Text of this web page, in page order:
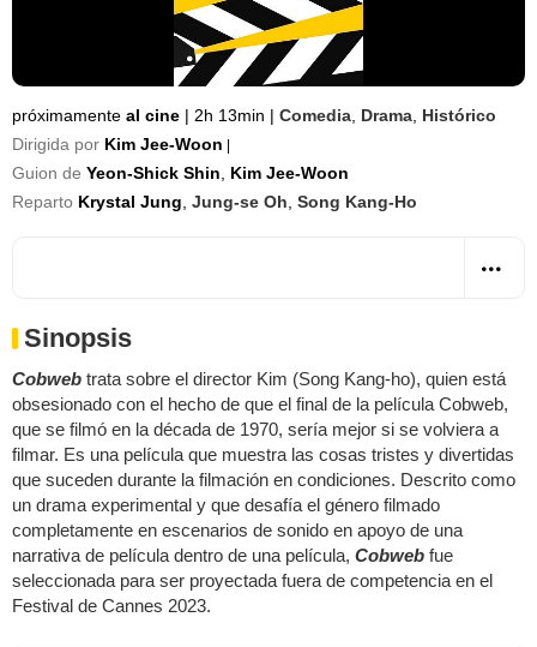
próximamente al cine | 2h 13min | Comedia Drama Histórico
Dirigida por Kim Jee-Woon
Guion de Yeon-Shick Shin
Kim Jee-Woon
Reparto Krystal Jung Jung-se Oh Song Kang-Ho
Sinopsis
Cobweb trata sobre el director Kim (Song Kang-ho), quien está
obsesionado con el hecho de que el final de la película Cobweb,
que se filmó en la década de 1970, sería mejor si se volviera a
filmar. Es una película que muestra las cosas tristes y divertidas
que suceden durante la filmación en condiciones. Descrito como
un drama experimental y que desafía el género filmado
completamente en escenarios de sonido en apoyo de una
narrativa de película dentro de una película, Cobweb fue
seleccionada para ser proyectada fuera de competencia en el
Festival de Cannes 2023.